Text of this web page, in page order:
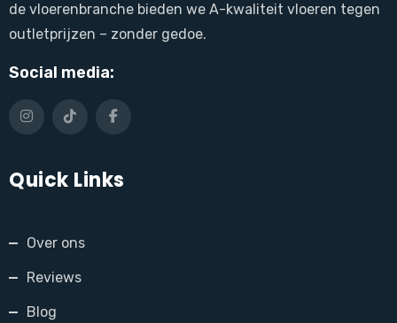
de vloerenbranche bieden we A-kwaliteit vloeren tegen
outletprijzen – zonder gedoe.
Social media:
Quick Links
Over ons
Reviews
Blog